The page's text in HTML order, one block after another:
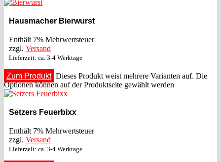
Hausmacher Bierwurst
Enthält 7% Mehrwertsteuer
zzgl. Versand
Lieferzeit: ca. 3-4 Werktage
Zum Produkt Dieses Produkt weist mehrere Varianten auf. Die
Optionen können auf der Produktseite gewählt werden
Setzers Feuerbixx
Enthält 7% Mehrwertsteuer
zzgl. Versand
Lieferzeit: ca. 3-4 Werktage